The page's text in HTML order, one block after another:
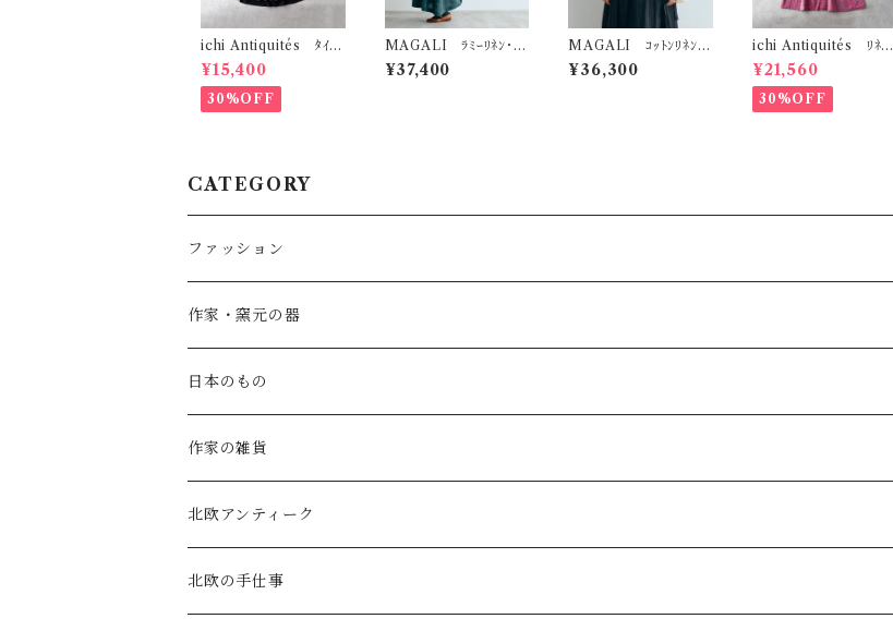
ichi Antiquités ﾀｲﾌﾟ
ﾗｲﾀｰｺｯﾄﾝ切替ｷﾞｬｻﾞｰﾜ
ﾝﾋﾟｰｽ (ﾌﾞﾗｯｸ) 11003
16
¥15,400
30%OFF
MAGALI ﾗﾐｰﾘﾈﾝ･ﾀ
ﾌﾞﾘｴﾜﾝﾋﾟｰｽ (ﾌｫﾚｽﾄｸﾞﾘ
ｰﾝ) OP205GR
¥37,400
MAGALI ｺｯﾄﾝﾘﾈﾝ･
ﾋﾟﾝﾁｪｯｸ･ﾀﾌﾞﾘｴﾜﾝﾋﾟｰｽ
(ﾁｬｺｰﾙ) OP205CH
¥36,300
ichi Antiquités ﾘﾈﾝｺ
ｯﾄﾝｷﾞﾝｶﾞﾑｼｬﾂﾜﾝﾋﾟｰｽ
(ﾋﾟﾝｸ×ｸﾞﾚｰ) 110090
5
¥21,560
30%OFF
CATEGORY
ファッション
SALE
atelier naruse
atelier naruse (ﾌｫｰﾏﾙ)
MAGALI
Gauze#
作家・窯元の器
矢島操(器)
小鹿田焼の器
中川紀夫(器)
斉藤幸代（器）
日本のもの
コーヒーの道具
鳥越の竹細工(岩手)
わら細工たくぼ(宮崎)
作家の雑貨
habotan
幸生窯
北欧アンティーク
ARABIA・iittala
北欧の手仕事